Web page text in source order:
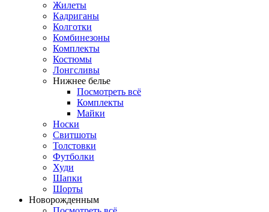
Жилеты
Кадриганы
Колготки
Комбинезоны
Комплекты
Костюмы
Лонгсливы
Нижнее белье
Посмотреть всё
Комплекты
Майки
Носки
Свитшоты
Толстовки
Футболки
Худи
Шапки
Шорты
Новорожденным